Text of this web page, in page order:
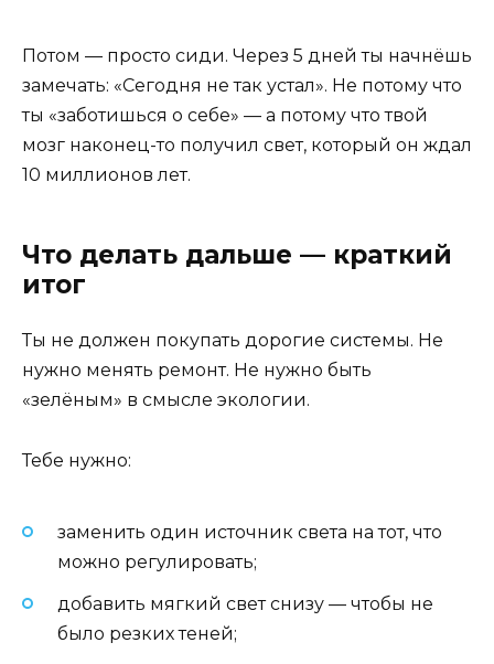
Потом — просто сиди. Через 5 дней ты начнёшь
замечать: «Сегодня не так устал». Не потому что
ты «заботишься о себе» — а потому что твой
мозг наконец-то получил свет, который он ждал
10 миллионов лет.
Что делать дальше — краткий
итог
Ты не должен покупать дорогие системы. Не
нужно менять ремонт. Не нужно быть
«зелёным» в смысле экологии.
Тебе нужно:
заменить один источник света на тот, что
можно регулировать;
добавить мягкий свет снизу — чтобы не
было резких теней;